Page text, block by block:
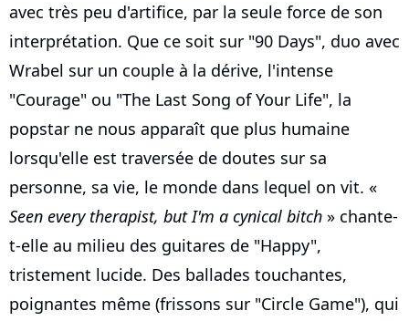
avec très peu d'artifice, par la seule force de son
interprétation. Que ce soit sur "90 Days", duo avec
Wrabel sur un couple à la dérive, l'intense
"Courage" ou "The Last Song of Your Life", la
popstar ne nous apparaît que plus humaine
lorsqu'elle est traversée de doutes sur sa
personne, sa vie, le monde dans lequel on vit. «
Seen every therapist, but I'm a cynical bitch » chante-
t-elle au milieu des guitares de "Happy",
tristement lucide. Des ballades touchantes,
poignantes même (frissons sur "Circle Game"), qui